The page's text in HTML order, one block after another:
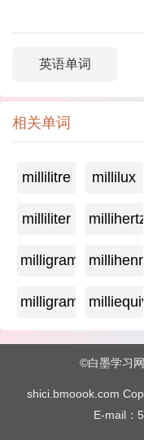
英语单词
相关单词
millilitre millilux
milliliter millihertz
milligrammemillihenry
milligram
©白墨学习
shici.bmoook.com
E-mail：